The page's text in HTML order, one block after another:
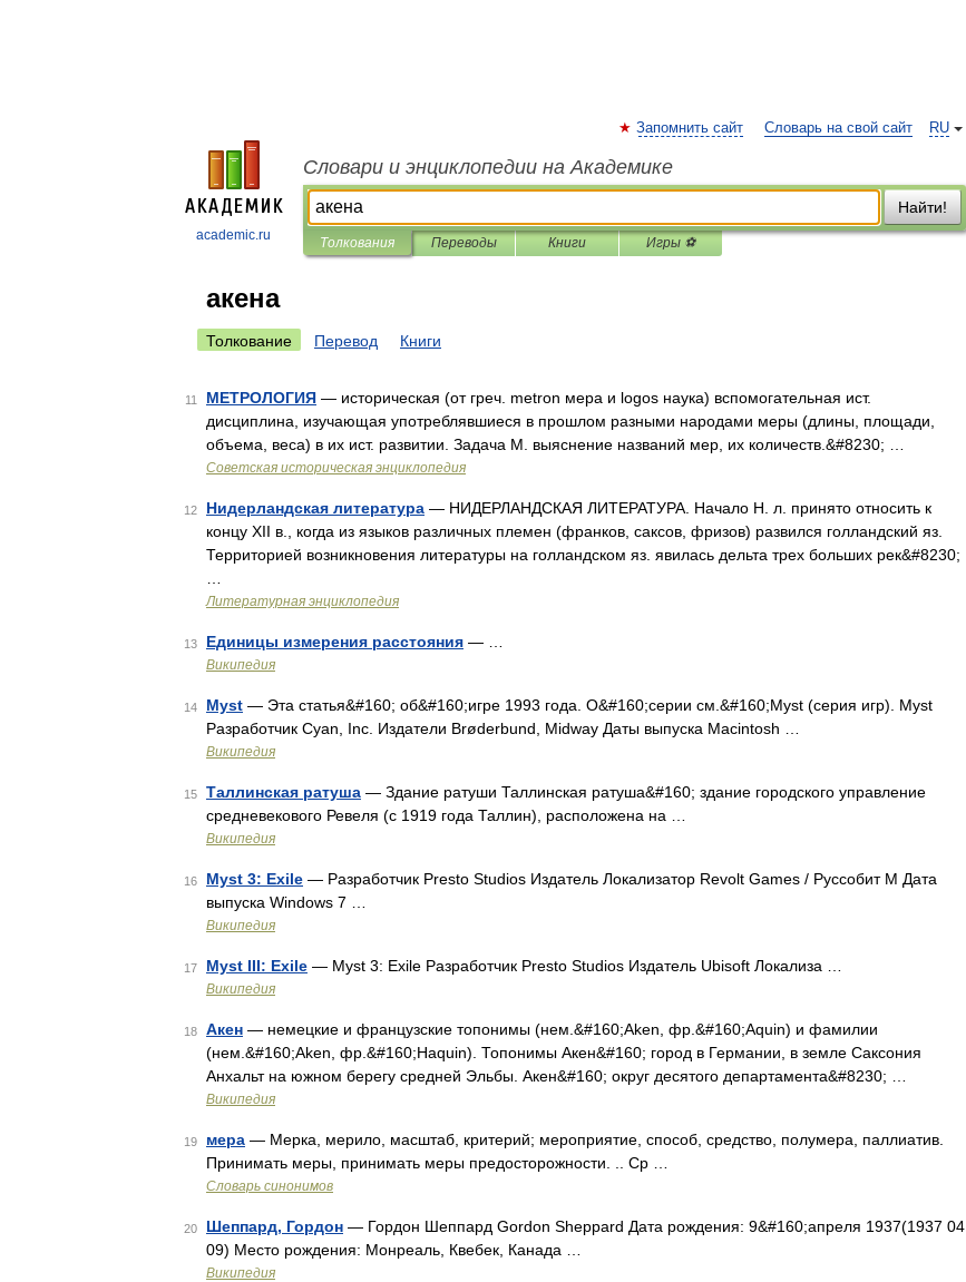
academic.ru
RU
Запомнить сайт Словарь на свой сайт
Словари и энциклопедии на Академике
Найти!
Толкования Переводы Книги Игры ⚽
акена
Толкование Перевод Книги
11 МЕТРОЛОГИЯ — историческая (от греч. metron мера и logos наука) вспомогательная ист.
дисциплина, изучающая употреблявшиеся в прошлом разными народами меры (длины, площади,
объема, веса) в их ист. развитии. Задача М. выяснение названий мер, их количеств.&#8230; …
Советская историческая энциклопедия
12 Нидерландская литература — НИДЕРЛАНДСКАЯ ЛИТЕРАТУРА. Начало Н. л. принято относить к
концу XII в., когда из языков различных племен (франков, саксов, фризов) развился голландский яз.
Территорией возникновения литературы на голландском яз. явилась дельта трех больших рек&#8230;
Литературная энциклопедия
13 Единицы измерения расстояния — …
Википедия
14 Myst — Эта статья&#160; об&#160;игре 1993 года. О&#160;серии см.&#160;Myst (серия игр). Myst
Разработчик Cyan, Inc. Издатели Brøderbund, Midway Даты выпуска Macintosh …
Википедия
15 Таллинская ратуша — Здание ратуши Таллинская ратуша&#160; здание городского управление
средневекового Ревеля (c 1919 года Таллин), расположена на …
Википедия
16 Myst 3: Exile — Разработчик Presto Studios Издатель Локализатор Revolt Games / Руссобит М Дата
выпуска Windows 7 …
Википедия
17 Myst III: Exile — Myst 3: Exile Разработчик Presto Studios Издатель Ubisoft Локализа …
Википедия
18 Акен — немецкие и французские топонимы (нем.&#160;Aken, фр.&#160;Aquin) и фамилии
(нем.&#160;Aken, фр.&#160;Haquin). Топонимы Акен&#160; город в Германии, в земле Саксония
Анхальт на южном берегу средней Эльбы. Акен&#160; округ десятого департамента&#8230; …
Википедия
19 мера — Мерка, мерило, масштаб, критерий; мероприятие, способ, средство, полумера, паллиатив.
Принимать меры, принимать меры предосторожности. .. Ср …
Словарь синонимов
20 Шеппард, Гордон — Гордон Шеппард Gordon Sheppard Дата рождения: 9&#160;апреля 1937(1937 04
09) Место рождения: Монреаль, Квебек, Канада …
Википедия